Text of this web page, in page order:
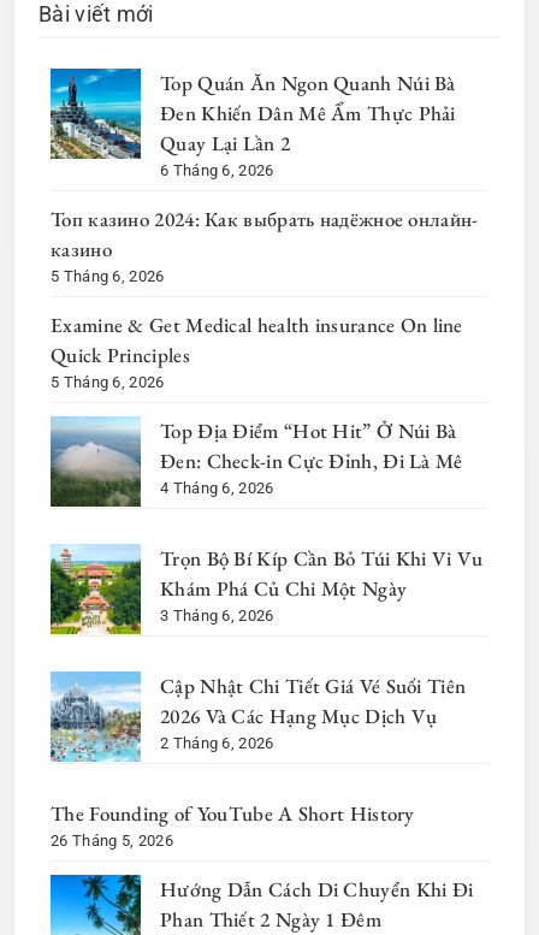
Bài viết mới
Top Quán Ăn Ngon Quanh Núi Bà
Đen Khiến Dân Mê Ẩm Thực Phải
Quay Lại Lần 2
6 Tháng 6, 2026
Топ казино 2024: Как выбрать надёжное онлайн-
казино
5 Tháng 6, 2026
Examine & Get Medical health insurance On line
Quick Principles
5 Tháng 6, 2026
Top Địa Điểm “Hot Hit” Ở Núi Bà
Đen: Check-in Cực Đỉnh, Đi Là Mê
4 Tháng 6, 2026
Trọn Bộ Bí Kíp Cần Bỏ Túi Khi Vi Vu
Khám Phá Củ Chi Một Ngày
3 Tháng 6, 2026
Cập Nhật Chi Tiết Giá Vé Suối Tiên
2026 Và Các Hạng Mục Dịch Vụ
2 Tháng 6, 2026
The Founding of YouTube A Short History
26 Tháng 5, 2026
Hướng Dẫn Cách Di Chuyển Khi Đi
Phan Thiết 2 Ngày 1 Đêm